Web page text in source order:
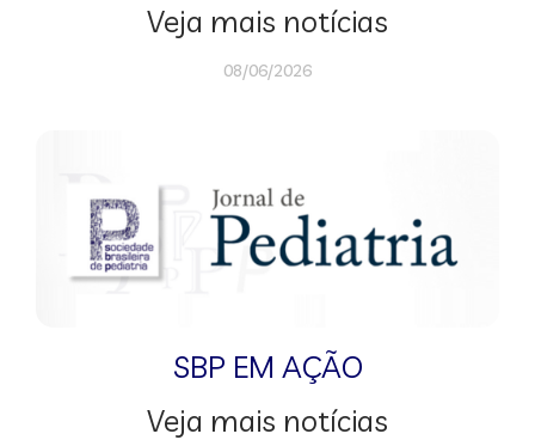
Veja mais notícias
08/06/2026
SBP EM AÇÃO
Veja mais notícias